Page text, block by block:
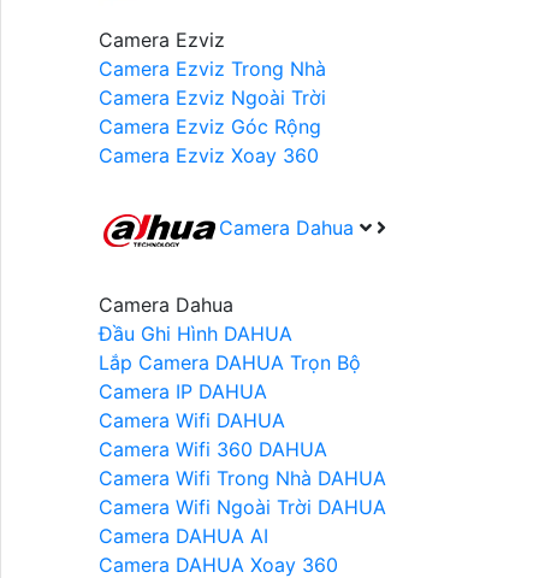
Camera Ezviz
Camera Ezviz Trong Nhà
Camera Ezviz Ngoài Trời
Camera Ezviz Góc Rộng
Camera Ezviz Xoay 360
Camera Dahua
Camera Dahua
Đầu Ghi Hình DAHUA
Lắp Camera DAHUA Trọn Bộ
Camera IP DAHUA
Camera Wifi DAHUA
Camera Wifi 360 DAHUA
Camera Wifi Trong Nhà DAHUA
Camera Wifi Ngoài Trời DAHUA
Camera DAHUA AI
Camera DAHUA Xoay 360